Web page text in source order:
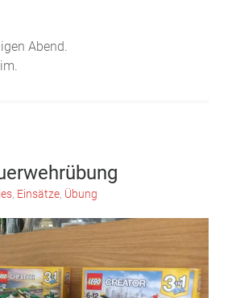
Abend.
Einsätze Übung